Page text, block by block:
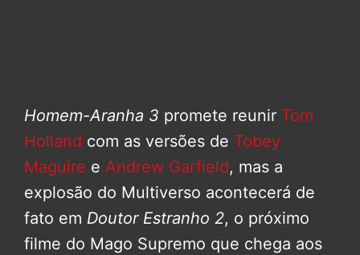
Homem-Aranha 3 promete reunir Tom
Holland com as versões de Tobey
Maguire e Andrew Garfield, mas a
explosão do Multiverso acontecerá de
fato em Doutor Estranho 2, o próximo
filme do Mago Supremo que chega aos